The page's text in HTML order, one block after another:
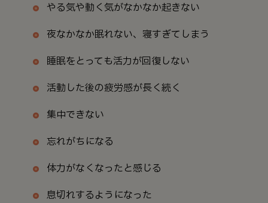
やる気や動く気がなかなか起きない
夜なかなか眠れない、寝すぎてしまう
睡眠をとっても活力が回復しない
活動した後の疲労感が長く続く
集中できない
忘れがちになる
体力がなくなったと感じる
息切れするようになった